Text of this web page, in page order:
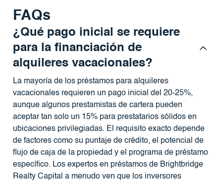
FAQs
¿Qué pago inicial se requiere
para la financiación de
alquileres vacacionales?
La mayoría de los préstamos para alquileres
vacacionales requieren un pago inicial del 20-25%,
aunque algunos prestamistas de cartera pueden
aceptar tan solo un 15% para prestatarios sólidos en
ubicaciones privilegiadas. El requisito exacto depende
de factores como su puntaje de crédito, el potencial de
flujo de caja de la propiedad y el programa de préstamo
específico. Los expertos en préstamos de Brightbridge
Realty Capital a menudo ven que los inversores